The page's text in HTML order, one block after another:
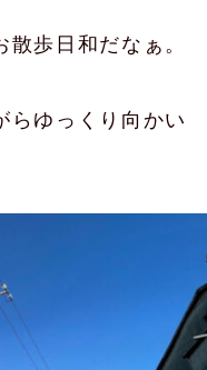
歩日和だなぁ。
らゆっくり向かい